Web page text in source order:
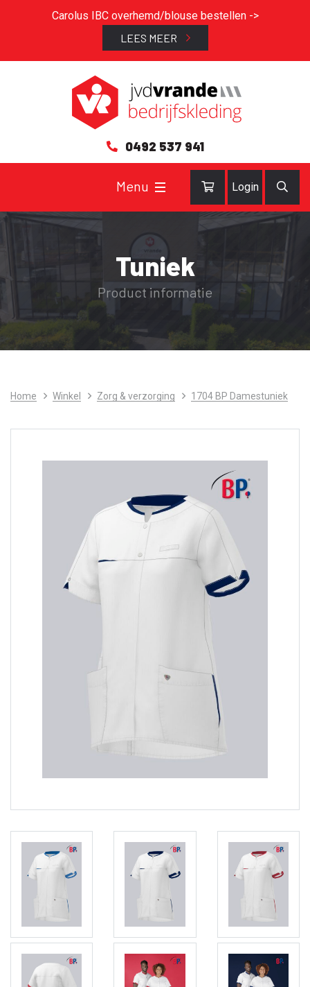
Carolus IBC overhemd/blouse bestellen ->
LEES MEER
0492 537 941
Login
Tuniek
Product informatie
Home Winkel Zorg & verzorging 1704 BP Damestuniek